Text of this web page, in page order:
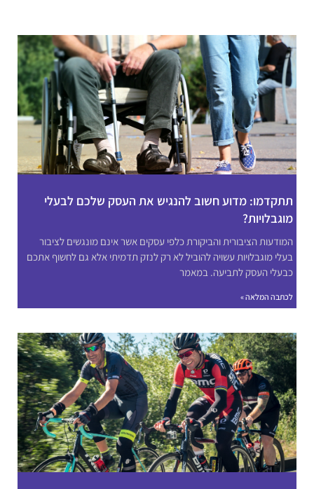
תתקדמו: מדוע חשוב להנגיש את העסק שלכם לבעלי
מוגבלויות?
המודעות הציבורית והביקורת כלפי עסקים אשר אינם מונגשים לציבור
בעלי מוגבלויות עשויה להוביל לא רק לנזק תדמיתי אלא גם לחשוף אתכם
כבעלי העסק לתביעה. במאמר
לכתבה המלאה »